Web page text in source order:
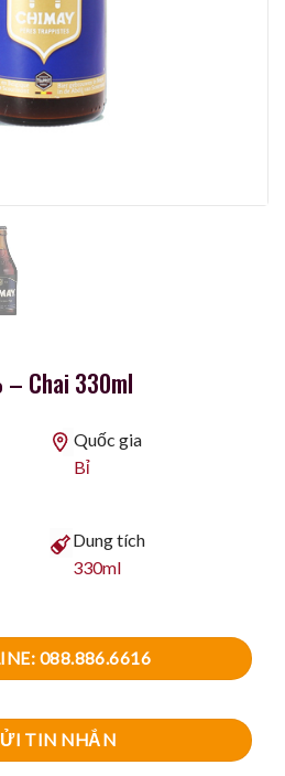
– Chai 330ml
Quốc gia
Bỉ
Dung tích
330ml
088.886.6616
TIN NHẮN